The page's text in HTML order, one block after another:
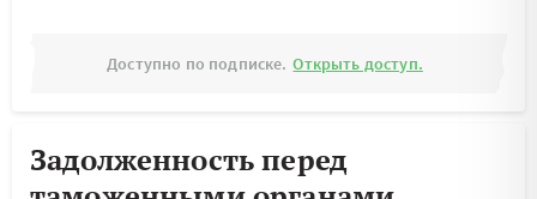
Доступно по подписке. Открыть доступ.
Задолженность перед